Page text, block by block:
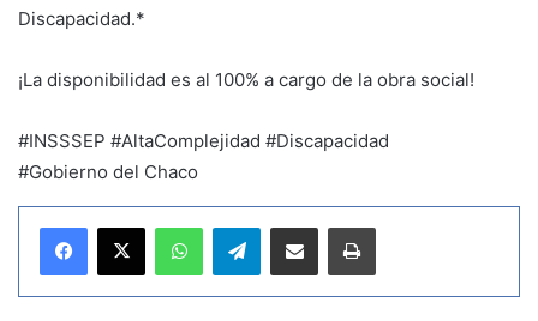
Discapacidad.*
¡La disponibilidad es al 100% a cargo de la obra social!
#INSSSEP #AltaComplejidad #Discapacidad
#Gobierno del Chaco
Telegram